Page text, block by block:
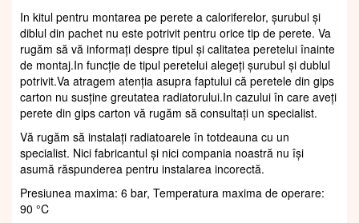
In kitul pentru montarea pe perete a caloriferelor, șurubul și
diblul din pachet nu este potrivit pentru orice tip de perete. Va
rugăm să vă informați despre tipul și calitatea peretelui înainte
de montaj.In funcție de tipul peretelui alegeți șurubul și dublul
potrivit.Va atragem atenția asupra faptului că peretele din gips
carton nu susține greutatea radiatorului.In cazului în care aveți
perete din gips carton vă rugăm să consultați un specialist.
Vă rugăm să instalați radiatoarele în totdeauna cu un
specialist. Nici fabricantul și nici compania noastră nu își
asumă răspunderea pentru instalarea incorectă.
Presiunea maxima: 6 bar, Temperatura maxima de operare:
90 °C